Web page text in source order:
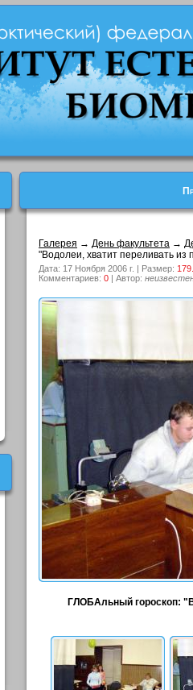
Галерея → День факультета →
"Водолеи, хватит переливать из
Дата: 17 Ноября 2006 г. | Размер:
Комментариев: 0 | Автор:
ГЛОБАльный гороскоп: